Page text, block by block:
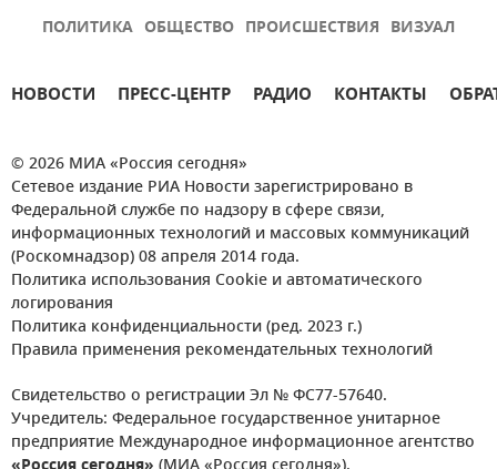
ПОЛИТИКА ОБЩЕСТВО ПРОИСШЕСТВИЯ ВИЗУАЛ
НОВОСТИ ПРЕСС-ЦЕНТР РАДИО КОНТАКТЫ
© 2026 МИА «Россия сегодня»
Сетевое издание РИА Новости зарегистрировано в
Федеральной службе по надзору в сфере связи,
информационных технологий и массовых коммуникаций
(Роскомнадзор) 08 апреля 2014 года.
Политика использования Cookie и автоматического
логирования
Политика конфиденциальности (ред. 2023 г.)
Правила применения рекомендательных технологий
Свидетельство о регистрации Эл № ФС77-57640.
Учредитель: Федеральное государственное унитарное
предприятие Международное информационное агентство